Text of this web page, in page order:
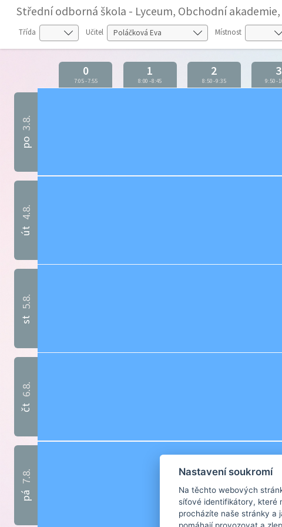
Střední odborná škola - Lyceum, Obchodní
Třída Učitel Místnost
0
7:05-7:55
1
8:00 -8:45
2
8:50-9:35
3
9:50-
po
3.8.
út
4.8.
st
5.8.
čt
6.8.
pá
7.8. Nastavení soukromí
Na těchto webových
síťové identifikátory, které
procházíte naše stránky a